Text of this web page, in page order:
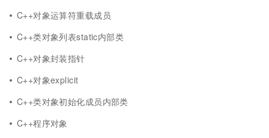
C++对象运算符重载成员
C++类对象列表static内部类
C++对象封装指针
C++对象explicit
C++类对象初始化成员内部类
C++程序对象